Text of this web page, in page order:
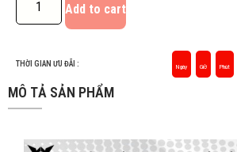
Add to cart
THỜI GIAN ƯU ĐÃI : Ngày Giờ Phút
MÔ TẢ SẢN PHẨM